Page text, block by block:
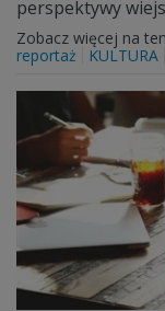
perspektywy
Zobacz więcej na
reportaż
KULTURA